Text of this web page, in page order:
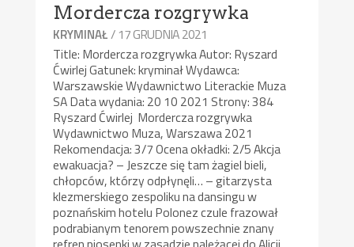
Mordercza rozgrywka
KRYMINAŁ/ 17 GRUDNIA 2021
Title: Mordercza rozgrywka Autor: Ryszard
Ćwirlej Gatunek: kryminał Wydawca:
Warszawskie Wydawnictwo Literackie Muza
SA Data wydania: 20 10 2021 Strony: 384
Ryszard Ćwirlej Mordercza rozgrywka
Wydawnictwo Muza, Warszawa 2021
Rekomendacja: 3/7 Ocena okładki: 2/5 Akcja
ewakuacja? – Jeszcze się tam żagiel bieli,
chłopców, którzy odpłynęli… – gitarzysta
klezmerskiego zespoliku na dansingu w
poznańskim hotelu Polonez czule frazował
podrabianym tenorem powszechnie znany